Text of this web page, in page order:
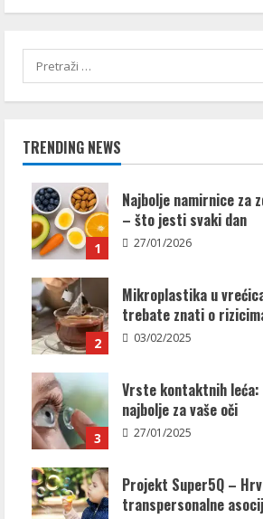
Pretraži:
TRENDING NEWS
1
Najbolje namirnice za
– što jesti svaki dan
27/01/2026
2
Mikroplastika u
trebate znati o
03/02/2025
3
Vrste kontaktnih
najbolje za vaše oči
27/01/2025
Projekt Super5Q –
transpersonalne